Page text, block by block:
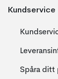
Kundservice
Spåra ditt